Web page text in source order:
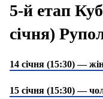
5-й етап
січня)
14 січня (15:30) —
15 січня (15:30) —